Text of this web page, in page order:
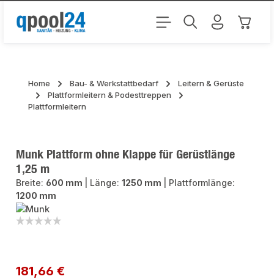
Zum Hauptinhalt springen
Home Bau- & Werkstattbedarf
Leitern & Gerüste
Plattformleitern & Podesttreppen
Plattformleitern
Munk Plattform ohne Klappe für Gerüstlänge
1,25 m
Breite: 600 mm Länge:1250 mm
Plattformlänge:
1200 mm
Regulärer Preis:
181,66 €